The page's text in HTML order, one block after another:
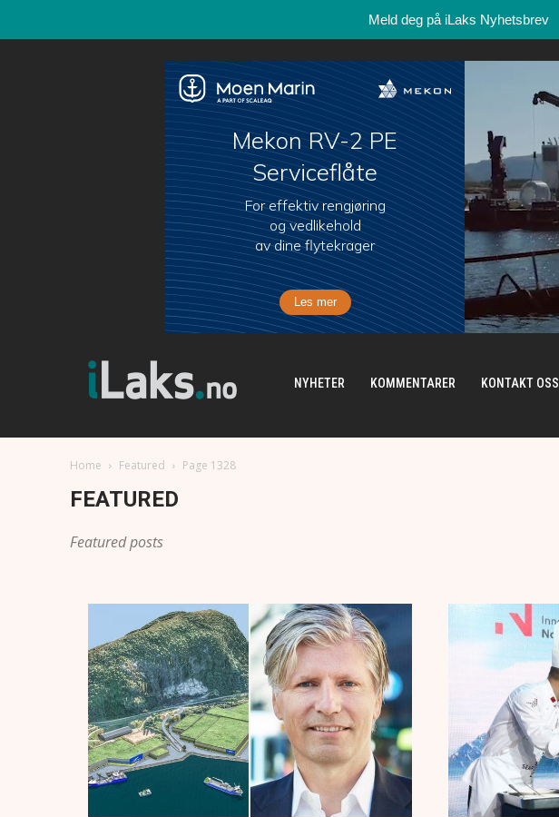
NYHETER KOMMENTARER KONTAKT OSS
Home Featured Page 1328
FEATURED
Featured posts
Meld deg på iLaks Nyhetsbrev